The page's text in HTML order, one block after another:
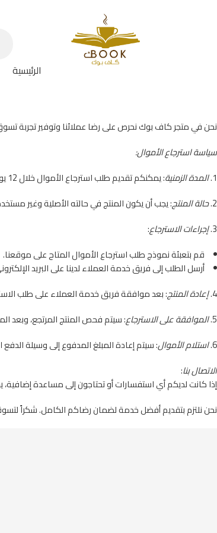
الرئيسية
نحن في متجر كاف بوك نحرص على رضا عملائنا وتوفير تجربة
سياسة استرجاع الأموال:
1.⁠ ⁠ المدة الزمنية: يمكنكم تقديم طلب استرجاع الأموال خلال 12 يومًا من تاريخ استلامكم للطلب.
2.⁠ ⁠ حالة المنتج: يجب أن يكون المنتج في حالته الأصلية وغير
3.⁠ ⁠ إجراءات الاسترجاع:
قم بتعبئة نموذج طلب استرجاع الأموال المتاح على موقعنا.
أرسل الطلب إلى فريق خدمة العملاء لدينا على البريد
4.⁠ ⁠ إعادة المنتج: بعد موافقة فريق خدمة العملاء على طلب
5.⁠ ⁠ الموافقة على الاسترجاع: سيتم فحص المنتج المرتجع، وبعد
6.⁠ ⁠ استلام الأموال: سيتم إعادة المبلغ المدفوع إلى وسيلة
الاتصال بنا:
إذا كانت لديكم أي استفسارات أو تحتاجون إلى مساعدة
نحن نلتزم بتقديم أفضل خدمة لضمان رضاكم الكامل. شكراً